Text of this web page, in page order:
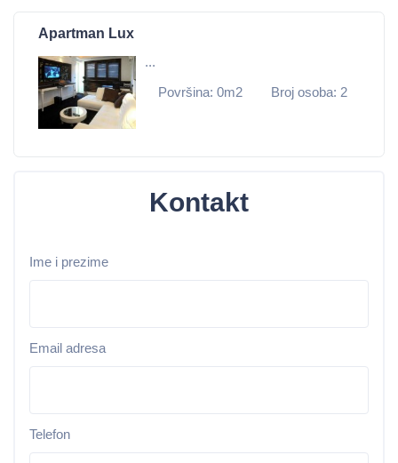
Apartman Lux
...
Površina: 0m2
Broj osoba: 2
Kontakt
Ime i prezime
Email adresa
Telefon